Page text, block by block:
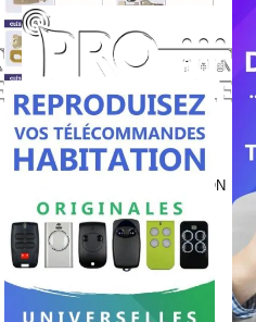
X-BANNER PROGRAMMATION
Réf :X-BANNER PROG